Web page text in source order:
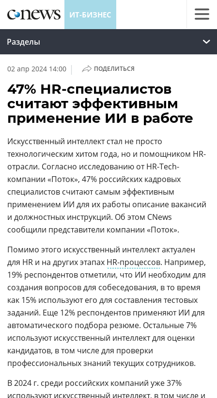
ИТ-БИЗНЕС
Разделы
02 апр 2024 14:00 | ПОДЕЛИТЬСЯ
47% HR-специалистов
считают эффективным
применение ИИ в работе
Искусственный интеллект стал не просто
технологическим хитом года, но и помощником HR-
отрасли. Согласно исследованию от HR-Tech-
компании «Поток», 47% российских кадровых
специалистов считают самым эффективным
применением ИИ для их работы описание вакансий
и должностных инструкций. Об этом CNews
сообщили представители компании «Поток».
Помимо этого искусственный интеллект актуален
для HR и на других этапах HR-процессов. Например,
19% респондентов отметили, что ИИ необходим для
создания вопросов для собеседования, в то время
как 15% используют его для составления тестовых
заданий. Еще 12% респондентов применяют ИИ для
автоматического подбора резюме. Остальные 7%
используют искусственный интеллект для оценки
кандидатов, в том числе для проверки
профессиональных знаний текущих сотрудников.
В 2024 г. среди российских компаний уже 37%
используют искусственный интеллект, в том числе и